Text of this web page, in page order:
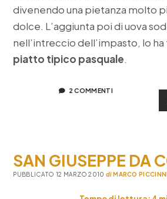
divenendo una pietanza molto
dolce. L’aggiunta poi di uova
nell’intreccio dell’impasto, lo
piatto tipico pasquale.
2 COMMENTI
SAN GIUSEPPE DA
PUBBLICATO 12 MARZO 2010 diMARCO PICCINNI